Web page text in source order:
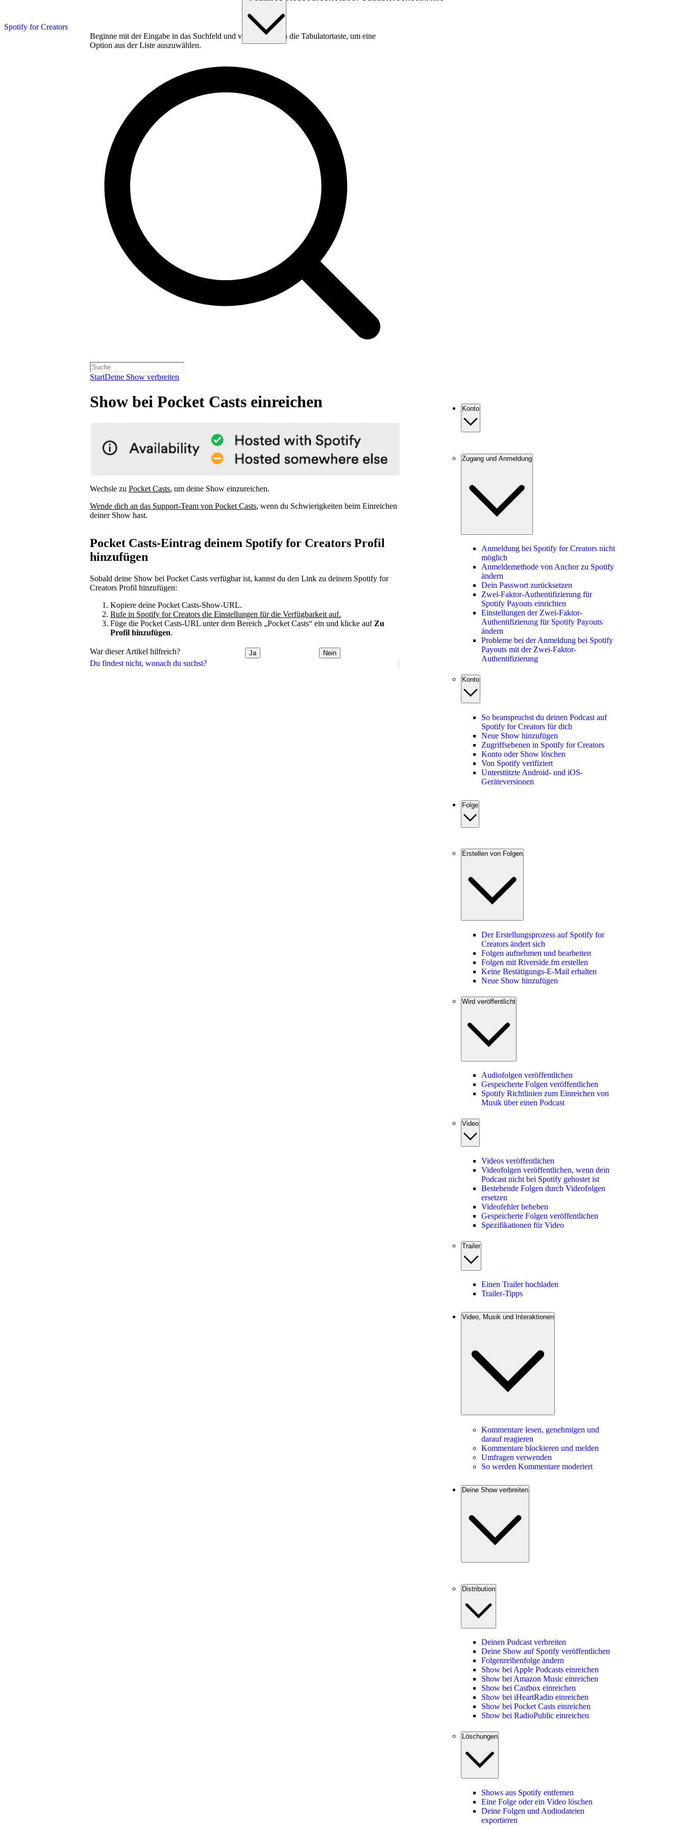
Spotify for Creators
Beginne mit der Eingabe in das Suchfeld und verwende dann die Tabulatortaste, um eine
Option aus der Liste auszuwählen.
StartDeine Show verbreiten
Du findest nicht, wonach du suchst?
Show bei Pocket Casts einreichen
Wechsle zu Pocket Casts, um deine Show einzureichen.
Wende dich an das Support-Team von Pocket Casts, wenn du Schwierigkeiten beim Einreichen
deiner Show hast.
Pocket Casts-Eintrag deinem Spotify for Creators Profil
hinzufügen
Sobald deine Show bei Pocket Casts verfügbar ist, kannst du den Link zu deinem Spotify for
Creators Profil hinzufügen:
Kopiere deine Pocket Casts-Show-URL.
Rufe in Spotify for Creators die Einstellungen für die Verfügbarkeit auf.
Füge die Pocket Casts-URL unter dem Bereich „Pocket Casts“ ein und klicke auf Zu
Profil hinzufügen.
War dieser Artikel hilfreich? Ja Nein
Konto
Zugang und Anmeldung
Anmeldung bei Spotify for Creators nicht
möglich
Anmeldemethode von Anchor zu Spotify
ändern
Dein Passwort zurücksetzen
Zwei-Faktor-Authentifizierung für
Spotify Payouts einrichten
Einstellungen der Zwei-Faktor-
Authentifizierung für Spotify Payouts
ändern
Probleme bei der Anmeldung bei Spotify
Payouts mit der Zwei-Faktor-
Authentifizierung
Konto
So beanspruchst du deinen Podcast auf
Spotify for Creators für dich
Neue Show hinzufügen
Zugriffsebenen in Spotify for Creators
Konto oder Show löschen
Von Spotify verifiziert
Unterstützte Android- und iOS-
Geräteversionen
Folge
Erstellen von Folgen
Der Erstellungsprozess auf Spotify for
Creators ändert sich
Folgen aufnehmen und bearbeiten
Folgen mit Riverside.fm erstellen
Keine Bestätigungs-E-Mail erhalten
Neue Show hinzufügen
Wird veröffentlicht
Audiofolgen veröffentlichen
Gespeicherte Folgen veröffentlichen
Spotify Richtlinien zum Einreichen von
Musik über einen Podcast
Video
Videos veröffentlichen
Videofolgen veröffentlichen, wenn dein
Podcast nicht bei Spotify gehostet ist
Bestehende Folgen durch Videofolgen
ersetzen
Videofehler beheben
Gespeicherte Folgen veröffentlichen
Spezifikationen für Video
Trailer
Einen Trailer hochladen
Trailer-Tipps
Video, Musik und Interaktionen
Kommentare lesen, genehmigen und
darauf reagieren
Kommentare blockieren und melden
Umfragen verwenden
So werden Kommentare moderiert
Deine Show verbreiten
Distribution
Deinen Podcast verbreiten
Deine Show auf Spotify veröffentlichen
Folgenreihenfolge ändern
Show bei Apple Podcasts einreichen
Show bei Amazon Music einreichen
Show bei Castbox einreichen
Show bei iHeartRadio einreichen
Show bei Pocket Casts einreichen
Show bei RadioPublic einreichen
Löschungen
Shows aus Spotify entfernen
Eine Folge oder ein Video löschen
Deine Folgen und Audiodateien
exportieren